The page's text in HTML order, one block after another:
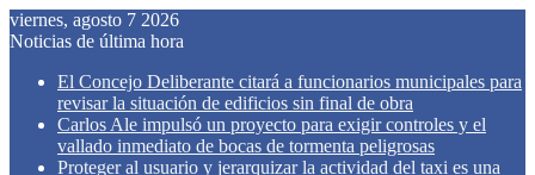
viernes, agosto 7 2026
Noticias de última hora
El Concejo Deliberante citará a funcionarios municipales para
revisar la situación de edificios sin final de obra
Carlos Ale impulsó un proyecto para exigir controles y el
vallado inmediato de bocas de tormenta peligrosas
Proteger al usuario y jerarquizar la actividad del taxi es una